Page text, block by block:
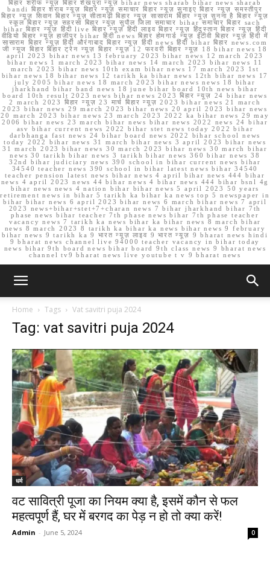
बिहार शरीफ न्यूज़ बिहार शेखपुरा न्यूज़ bihar news sharab bihar news sharab
bandi बिहार शराब न्यूज़ बिहार न्यूज़ समाचार बिहार न्यूज़ सुनाइए बिहार न्यूज़ समस्तीपुर
बिहार न्यूज़ सिवान बिहार न्यूज़ सीतामढ़ी बिहार न्यूज़ सासाराम बिहार न्यूज़ सुनना है बिहार न्यूज़
स्कूल बिहार न्यूज़ सहरसा बिहार न्यूज़ सुपौल जिला समाचार bihar समाचार बिहार sach
bihar बिहार न्यूज़ हिंदी live बिहार न्यूज़ हिंदी लाइव बिहार न्यूज़ हिंदुस्तान बिहार न्यूज़ हिंदी
वीडियो बिहार न्यूज़ हाजीपुर bihar हिंदी news बिहार होमगार्ड न्यूज़ ईटीवी बिहार न्यूज़ हिंदी में
सासाराम बिहार न्यूज़ हिंदी औरंगाबाद बिहार न्यूज़ हिंदी news हिंदी bihar बिहार news.com
जी न्यूज बिहार बिहार ट्रेन न्यूज़ बिहार न्यूज़ 12 फरवरी बिहार न्यूज़ 18 bihar news 18
april 2023 bihar news 13 february 2023 bihar news 12 march 2023
bihar news 1 march 2023 bihar news 14 march 2023 bihar news 11
march 2023 bihar news 10th exam bihar news 17 march 2023 1st
bihar news 18 bihar news 12 tarikh ka bihar news 12th bihar news 17
july 2005 bihar news 18 march 2023 bihar news news 18 bihar
jharkhand bihar band news 18 june bihar board 10th news bihar
board 10th result 2023 news bihar news 2023 बिहार न्यूज़ 24 bihar news
2 march 2023 बिहार न्यूज़ 23 मार्च बिहार न्यूज़ 2023 bihar news 21 march
2023 bihar news 29 march 2023 bihar news 20 april 2023 bihar news
20 march 2023 bihar news 23 march 2023 2022 ka bihar news 29 may
2006 bihar news 23 march bihar news bihar news 2022 news 24 bihar
asv bihar current news 2022 bihar stet news today 2022 bihar
darbhanga fast news 24 bihar board news 2022 bihar school news
today 2022 bihar news 31 march bihar news 3 april 2023 bihar news
31 march 2023 bihar news 30 march 2023 bihar news 30 march bihar
news 30 tarikh bihar news 3 tarikh bihar news 360 bihar news 38
32nd bihar judiciary news 390 school in bihar current news bihar
34540 teacher news 390 school in bihar latest news bihar 34540
teacher pension latest news bihar news 4 april bihar news 444 bihar
news 4 april 2023 news 44 bihar news 4 bihar news 444 bihar bsnl 4g
bihar news news 4 nation bihar bihar news 5 april 2023 50 years
retirement news in bihar 5 tarikh ka bihar ka news top 5 newspaper in
bihar bihar news 6 april 2023 bihar news 6 march bihar news 7 april
2023 news+bihar+stet+7+charan news 7 bihar jharkhand bihar 7th
phase news bihar teacher 7th phase news bihar 7th phase teacher
vacancy news 7 tarikh ka news bihar ka bihar news 8 march bihar
news 8 march 2023 8 tarikh ka bihar ka news bihar news 9 february
bihar news 9 tarikh ka 9 भारत न्यूज़ लाइव 9 भारत न्यूज़ 9 bharat news hindi
9 bharat news channel live 94000 teacher vacancy in bihar today
news bihar 9th board news bihar board 9th class news 9 bharat news
channel tv9 bharat news live youtube t v 9 bharat news
Home Tags Vat savitri puja 2024
Tag: vat savitri puja 2024
धर्म
वट सावित्री पूजा का नियम क्या है, इसमें कौन से फल
महत्वपूर्ण हैं, घर में बरगद का पेड़ न हो तो क्या करें!
Admin - June 5, 2024 0